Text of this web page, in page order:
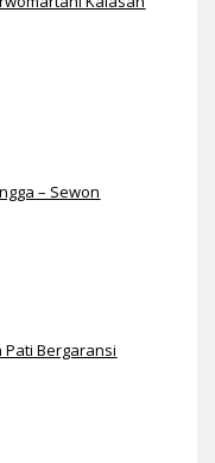
– Sewon
Pati Bergaransi